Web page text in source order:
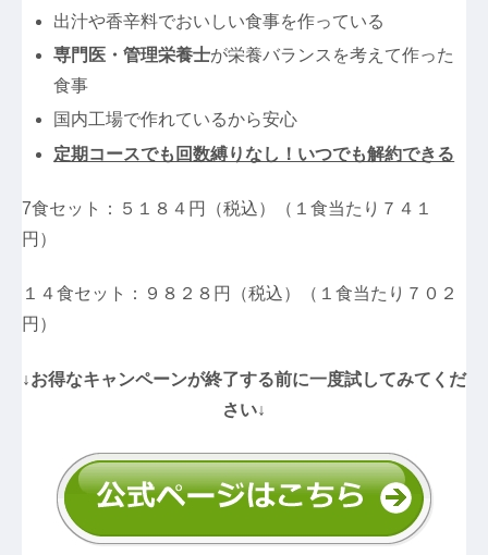
出汁や香辛料でおいしい食事を作っている
専門医・管理栄養士が栄養バランスを考えて作った
食事
国内工場で作れているから安心
定期コースでも回数縛りなし！いつでも解約できる
7食セット：５１８４円（税込）（１食当たり７４１
円）
１４食セット：９８２８円（税込）（１食当たり７０２
円）
↓お得なキャンペーンが終了する前に一度試してみてくだ
さい↓